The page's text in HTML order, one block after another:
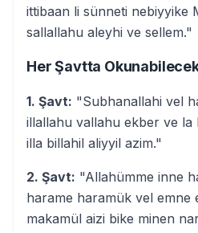
ittibaan li sünneti nebiyyike
sallallahu aleyhi ve sellem."
Her Şavtta
1. Şavt: "Subhanallahi vel
illallahu vallahu ekber ve la
illa billahil aliyyil azim."
2. Şavt: "Allahümme inne
harame haramük vel emne
makamül aizi bike minen